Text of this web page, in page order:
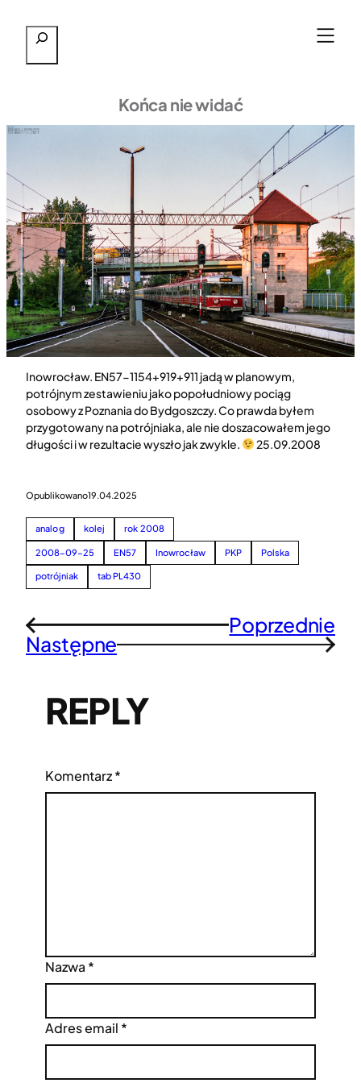
treści
Szukaj
Końca nie widać
Inowrocław. EN57-1154+919+911 jadą w planowym,
potrójnym zestawieniu jako popołudniowy pociąg
osobowy z Poznania do Bydgoszczy. Co prawda byłem
przygotowany na potrójniaka, ale nie doszacowałem jego
długości i w rezultacie wyszło jak zwykle.
25.09.2008
Opublikowano19.04.2025
analog kolej rok 2008
2008-09-25 EN57 Inowrocław PKP Polska
potrójniak tab PL430
← Poprzednie
Następne →
REPLY
Komentarz*
Nazwa *
Adres email *